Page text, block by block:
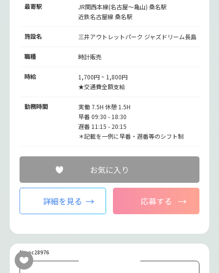
最寄駅 JR関西本線(名古屋～亀山)桑名駅
近鉄名古屋線桑名駅
施設名 三井アウトレットパーク ジャズドリーム長島
職種 時計販売
時給
1,700円 ~ 1,800円
★交通費全額支給
勤務時間
実働 7.5H 休憩 1.5H
早番 09:30 - 18:30
遅番 11:15 - 20:15
＊記載を一例に早番・遅番等のシフト制
お気に入り
詳細を見る 応募する
No.oc28976